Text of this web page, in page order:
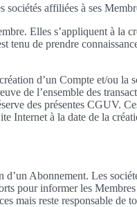
affiliées à ses
Elles s’appliquent à la
tenu de prendre
d’un Compte et/ou
de l’ensemble des
des présentes CGUV.
Internet à la date de la
Abonnement. Les
pour informer les
mais reste responsable de